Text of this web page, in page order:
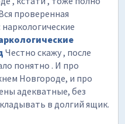
проверенная
Честно скажу , после
понятно . И про
Новгороде, и про
адекватные, без
в долгий ящик.